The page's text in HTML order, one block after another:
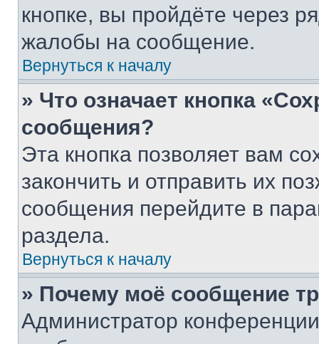
кнопке, вы пройдёте через
жалобы на сообщение.
Вернуться к началу
» Что означает кнопка
сообщения?
Эта кнопка позволяет вам
закончить и отправить их
сообщения перейдите в
раздела.
Вернуться к началу
» Почему моё сообщение
Администратор